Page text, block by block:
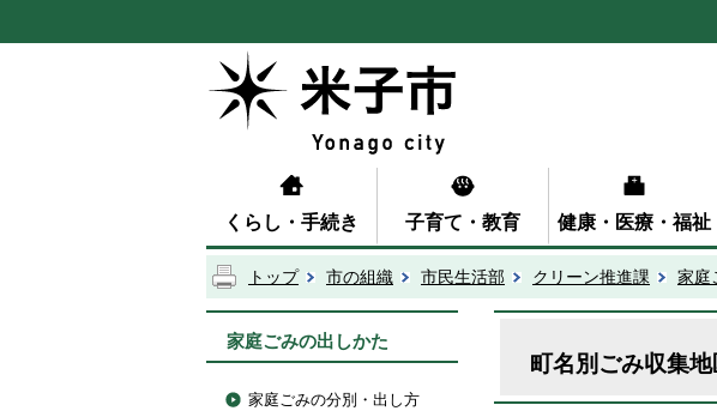
くらし・手続き 子育て・教育 健康・医療・福祉
トップ 市の組織 市民生活部 クリーン推進課 家庭
家庭ごみの出しかた
家庭ごみの分別・出し方
町名別ごみ収集